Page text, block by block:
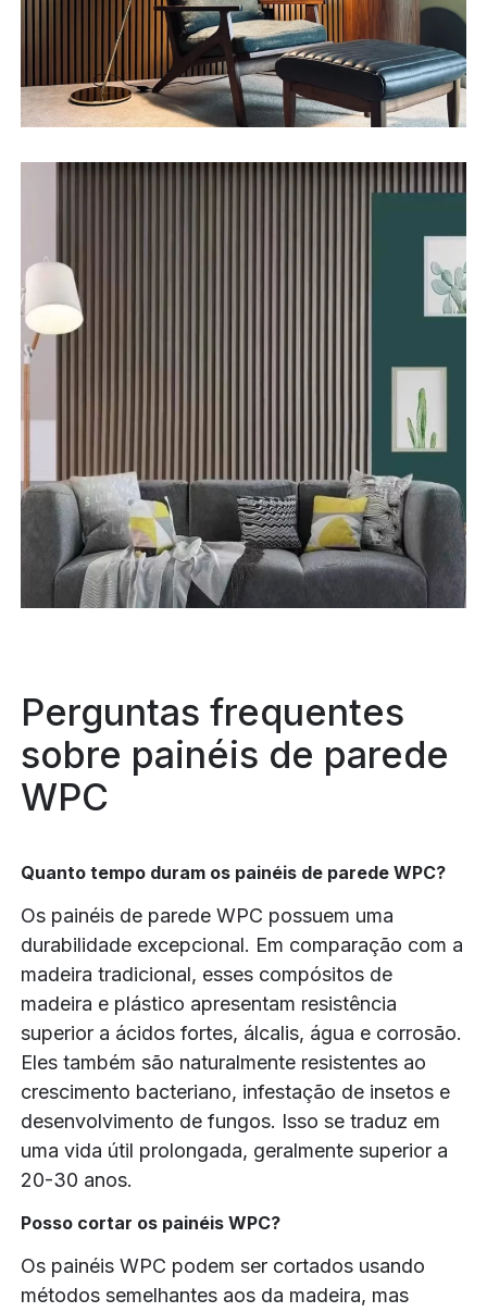
Perguntas frequentes
sobre painéis de parede
WPC
Quanto tempo duram os painéis de parede WPC?
Os painéis de parede WPC possuem uma
durabilidade excepcional. Em comparação com a
madeira tradicional, esses compósitos de
madeira e plástico apresentam resistência
superior a ácidos fortes, álcalis, água e corrosão.
Eles também são naturalmente resistentes ao
crescimento bacteriano, infestação de insetos e
desenvolvimento de fungos. Isso se traduz em
uma vida útil prolongada, geralmente superior a
20-30 anos.
Posso cortar os painéis WPC?
Os painéis WPC podem ser cortados usando
métodos semelhantes aos da madeira, mas